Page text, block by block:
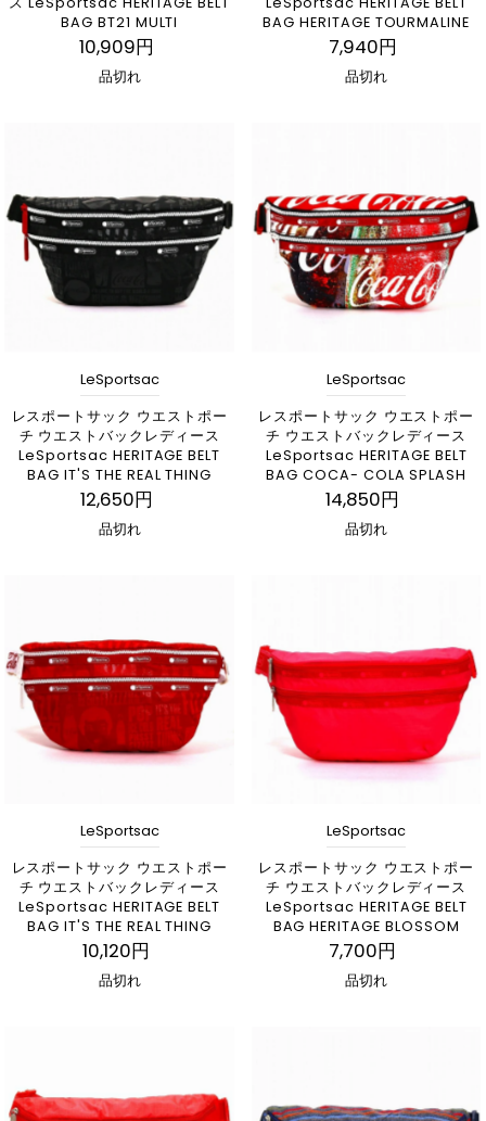
BAG BT21 MULTI
10,909円
品切れ
BAG HERITAGE TOURMALINE
7,940円
品切れ
LeSportsac
レスポートサック ウエストポー
チ ウエストバックレディース
LeSportsac HERITAGE BELT
BAG IT'S THE REAL THING
12,650円
品切れ
LeSportsac
レスポートサック ウエストポー
チ ウエストバックレディース
LeSportsac HERITAGE BELT
BAG COCA- COLA SPLASH
14,850円
品切れ
LeSportsac
レスポートサック ウエストポー
チ ウエストバックレディース
LeSportsac HERITAGE BELT
BAG IT'S THE REAL THING
10,120円
品切れ
LeSportsac
レスポートサック ウエストポー
チ ウエストバックレディース
LeSportsac HERITAGE BELT
BAG HERITAGE BLOSSOM
7,700円
品切れ